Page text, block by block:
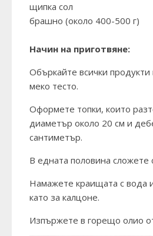
щипка сол
брашно (около 400-500 г)
Начин на приготвяне:
Объркайте всички продукти
меко тесто.
Оформете топки, които
диаметър около 20 см и
сантиметър.
В едната половина сложете
Намажете краищата с вода
като за калцоне.
Изпържете в горещо олио